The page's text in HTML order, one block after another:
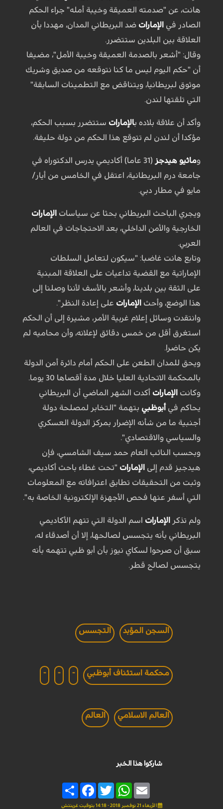
هانت، عن "صدمته العميقة وخيبة أمله" جراء الحكم
الصادر في الإمارات ضد البريطاني المدان، مهددا بأن
العلاقة بين البلدين ستتضرر.
وقال: "أشعر بالصدمة العميقة وخيبة الأمل"، مضيفا
أن "حكم اليوم ليس ما كنا نتوقعه من صديق وشريك
موثوق لبريطانيا، ويتناقض مع التطمينات السابقة"
التي تلقتها لندن.
وأكد أن علاقة بلاده بالإمارات ستتضرر بسبب الحكم،
مؤكدا أن لندن لم تتوقع هذا الحكم من دولة حليفة.
وماثيو هيدجز
(31 عاما) أكاديمي يدرس الدكتوراه في
جامعة درم البريطانية، اعتقل في الخامس من أيار/
مايو في مطار دبي.
ويجري الباحث البريطاني بحثا عن سياسات الإمارات
الخارجية والأمن الداخلي، بعد الاحتجاجات في العالم
العربي.
وتابع هانت غاضبا: "سيكون لتعامل السلطات
الإماراتية مع القضية تداعيات على العلاقة المبنية
على الثقة بين بلدينا، وأشعر بالأسف لأننا وصلنا إلى
هذا الوضع، وأحث الإمارات على إعادة النظر".
وانتقدت وسائل إعلام غربية الأمر، مشيرة إلى أن الحكم
استغرق أقل من خمس دقائق لإعلانه، وأن محاميه لم
يكن حاضرا.
ويحق للمدان الطعن على الحكم أمام دائرة أمن الدولة
بالمحكمة الاتحادية العليا خلال مدة أقصاها 30 يوما.
وكانت الإمارات أكدت الشهر الماضي أن البريطاني
يحاكم في أبوظبي بتهمة "التخابر لمصلحة دولة
أجنبية ما من شأنه الإضرار بمركز الدولة العسكري
والسياسي والاقتصادي".
وبحسب النائب العام حمد سيف الشامسي، فإن
هيدجيز قدم إلى الإمارات "تحت غطاء باحث أكاديمي،
وثبت من التحقيقات تطابق اعترافاته مع المعلومات
التي أسفر عنها فحص الأجهزة الإلكترونية الخاصة به".
ولم تذكر الإمارات اسم الدولة التي تتهم الأكاديمي
البريطاني بأنه يتجسس لصالحها، إلا أن أصدقاء له،
سبق أن صرحوا لسكاي نيوز بأن أبو ظبي تتهمه بأنه
يتجسس لصالح قطر.
السجن المؤبد التجسس
محكمة استئناف أبوظبي -
-
-
العالم الاسلامي العالم
شاركوا هذا الخبر
Share
FacebookTwitter
WhatsAppEmail
الأربعاء 21 نوفمبر 2018 - 14:18 بتوقيت غرينتش